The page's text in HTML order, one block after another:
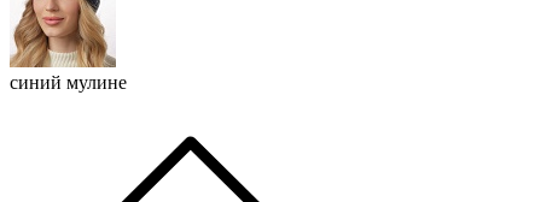
синий мулине